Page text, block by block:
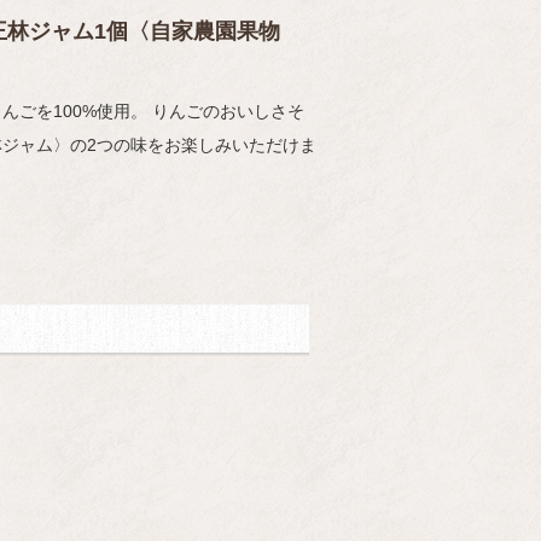
ジャム1個〈自家農園果物
ごを100%使用。 りんごのおいしさそ
ャム〉の2つの味をお楽しみいただけま